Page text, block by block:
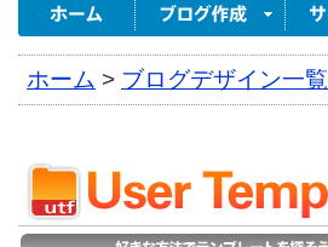
ホーム > ブログデザイン一覧